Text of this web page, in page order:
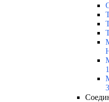
1
3